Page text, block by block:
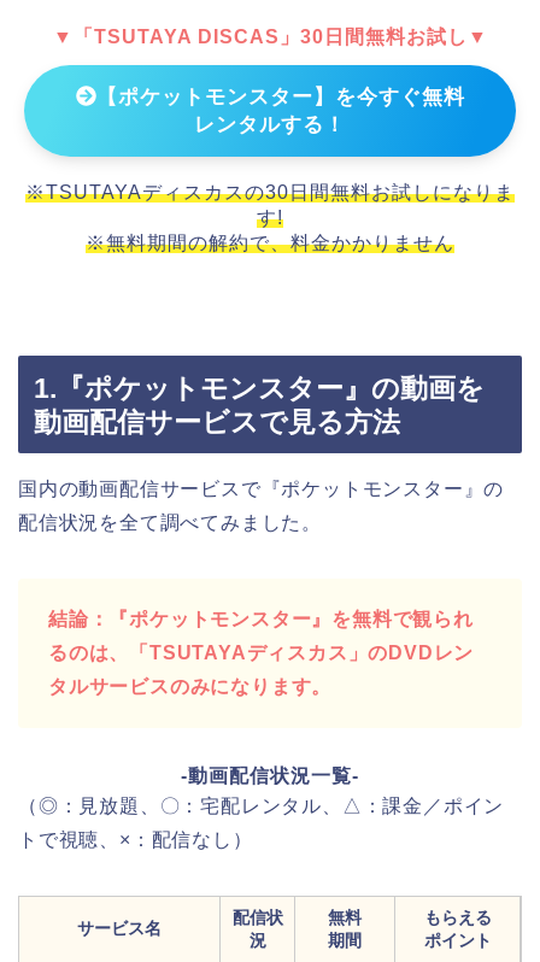
▼「TSUTAYA DISCAS」30日間無料お試し▼
【ポケットモンスター】を今すぐ無料
レンタルする！
※TSUTAYAディスカスの30日間無料お試しになりま
す!
※無料期間の解約で、料金かかりません
1.『ポケットモンスター』の動画を
動画配信サービスで見る方法
国内の動画配信サービスで『ポケットモンスター』の
配信状況を全て調べてみました。
結論：『ポケットモンスター』を無料で観られ
るのは、「TSUTAYAディスカス」のDVDレン
タルサービスのみになります。
-動画配信状況一覧-
（◎：見放題、〇：宅配レンタル、△：課金／ポイン
トで視聴、×：配信なし）
サービス名
配信状
況
無料
期間
もらえる
ポイント